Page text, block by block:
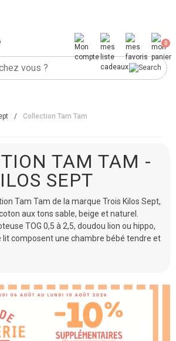
0
/ Collection Tam Tam
TAM TAM -
SEPT
Tam Tam de la marque Trois Kilos Sept,
aux tons sable, beige et naturel.
TOG 0,5 à 2,5, doudou lion ou hippo,
lit composent une chambre bébé tendre et